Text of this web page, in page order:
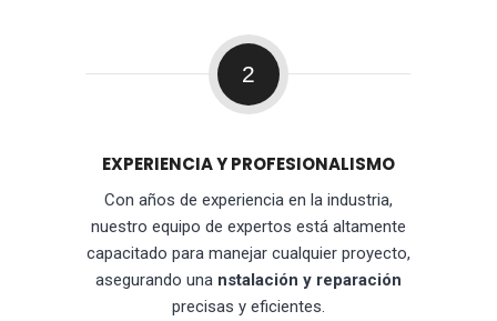
2
EXPERIENCIA Y PROFESIONALISMO
Con años de experiencia en la industria,
nuestro equipo de expertos está altamente
capacitado para manejar cualquier proyecto,
asegurando una nstalación y reparación
precisas y eficientes.